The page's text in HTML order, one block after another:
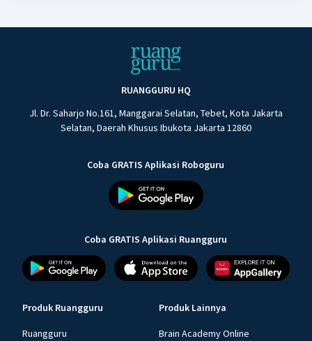
RUANGGURU HQ
Jl. Dr. Saharjo No.161, Manggarai Selatan, Tebet, Kota Jakarta
Selatan, Daerah Khusus Ibukota Jakarta 12860
Coba GRATIS Aplikasi Roboguru
Coba GRATIS Aplikasi Ruangguru
Produk Ruangguru
Ruangguru
Produk Lainnya
Brain Academy Online